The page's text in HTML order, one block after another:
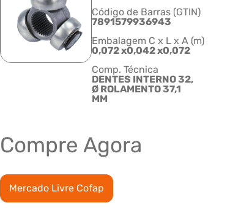
Código de Barras (GTIN)
7891579936943
Embalagem C x L x A (m)
0,072 x0,042 x0,072
Comp. Técnica
DENTES INTERNO 32,
Ø ROLAMENTO 37,1
MM
Compre Agora
Mercado Livre Cofap